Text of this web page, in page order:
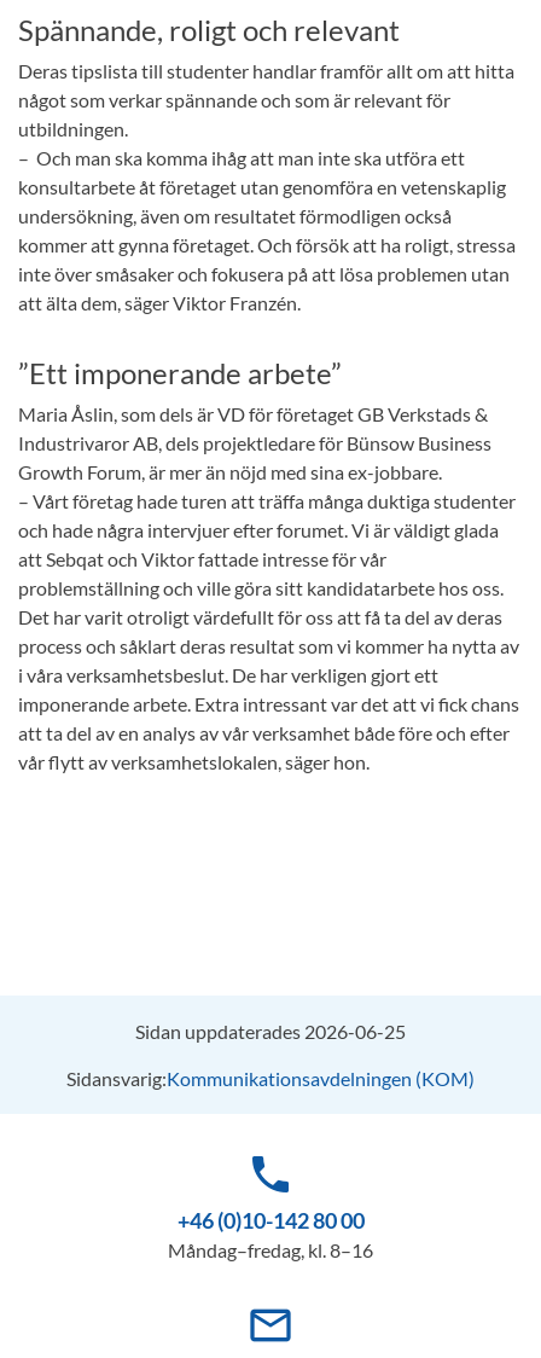
Spännande, roligt och relevant
Deras tipslista till studenter handlar framför allt om att hitta
något som verkar spännande och som är relevant för
utbildningen.
– Och man ska komma ihåg att man inte ska utföra ett
konsultarbete åt företaget utan genomföra en vetenskaplig
undersökning, även om resultatet förmodligen också
kommer att gynna företaget. Och försök att ha roligt, stressa
inte över småsaker och fokusera på att lösa problemen utan
att älta dem, säger Viktor Franzén.
”Ett imponerande arbete”
Maria Åslin, som dels är VD för företaget GB Verkstads &
Industrivaror AB, dels projektledare för Bünsow Business
Growth Forum, är mer än nöjd med sina ex-jobbare.
– Vårt företag hade turen att träffa många duktiga studenter
och hade några intervjuer efter forumet. Vi är väldigt glada
att Sebqat och Viktor fattade intresse för vår
problemställning och ville göra sitt kandidatarbete hos oss.
Det har varit otroligt värdefullt för oss att få ta del av deras
process och såklart deras resultat som vi kommer ha nytta av
i våra verksamhetsbeslut. De har verkligen gjort ett
imponerande arbete. Extra intressant var det att vi fick chans
att ta del av en analys av vår verksamhet både före och efter
vår flytt av verksamhetslokalen, säger hon.
Sidan uppdaterades 2026-06-25
Sidansvarig:Kommunikationsavdelningen (KOM)
phone
+46 (0)10-142 80 00
Måndag–fredag, kl. 8–16
mail_outline